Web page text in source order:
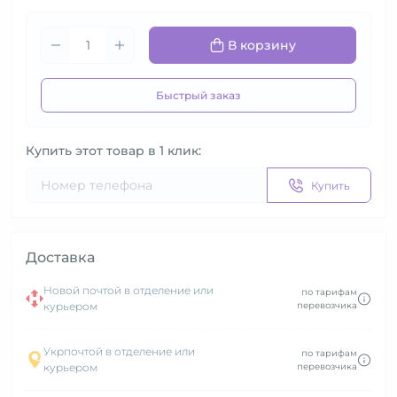
В корзину
Быстрый заказ
Купить этот товар в 1 клик:
Купить
Доставка
Новой почтой в отделение или
курьером
по тарифам
перевозчика
Укрпочтой в отделение или
курьером
по тарифам
перевозчика